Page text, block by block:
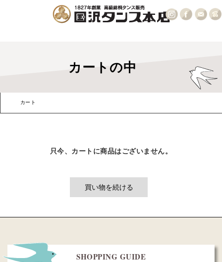
カートの中
カート
只今、カートに商品はございません。
SHOPPING GUIDE